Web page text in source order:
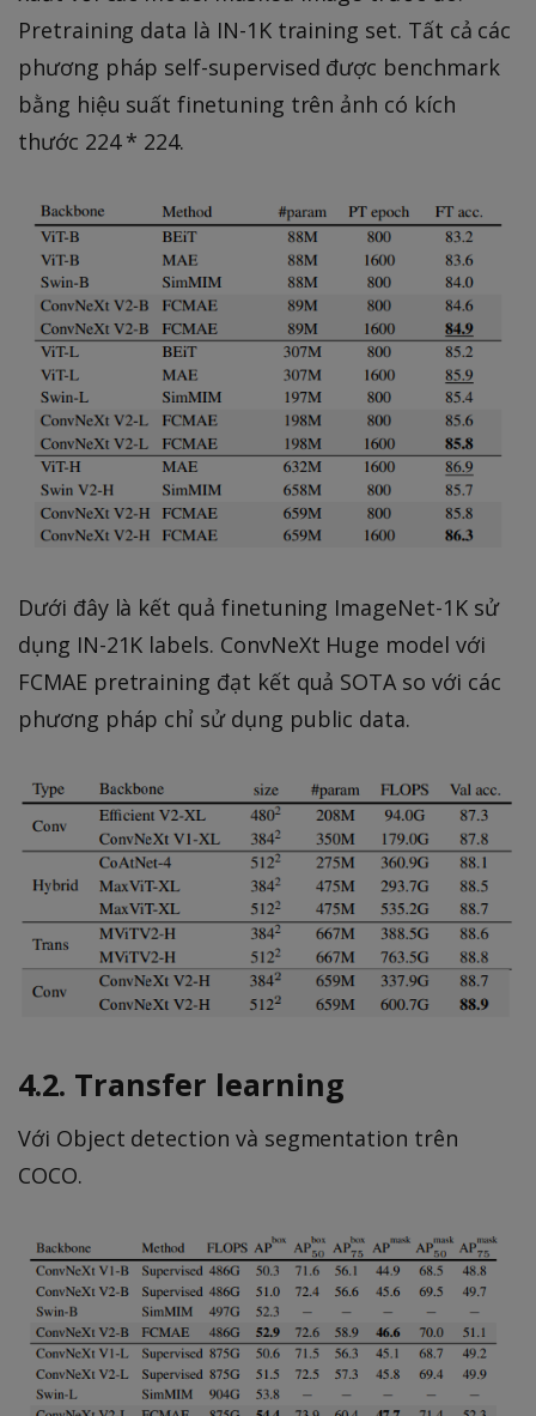
Pretraining data là IN-1K training set. Tất cả các
phương pháp self-supervised được benchmark
bằng hiệu suất finetuning trên ảnh có kích
thước 224 * 224.
Dưới đây là kết quả finetuning ImageNet-1K sử
dụng IN-21K labels. ConvNeXt Huge model với
FCMAE pretraining đạt kết quả SOTA so với các
phương pháp chỉ sử dụng public data.
4.2. Transfer learning
Với Object detection và segmentation trên
COCO.